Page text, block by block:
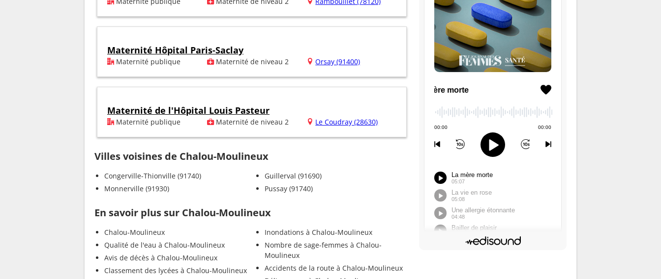
Maternité Hôpital Paris-Saclay
Maternité publique Maternité de niveau 2 Orsay (91400)
Maternité de l'Hôpital Louis Pasteur
Maternité publique Maternité de niveau 2 Le Coudray (28630)
Villes voisines de Chalou-Moulineux
Congerville-Thionville (91740)
Monnerville (91930)
Guillerval (91690)
Pussay (91740)
En savoir plus sur Chalou-Moulineux
Chalou-Moulineux
Qualité de l'eau à Chalou-Moulineux
Avis de décès à Chalou-Moulineux
Classement des lycées à Chalou-Moulineux
Inondations à Chalou-Moulineux
Nombre de sage-femmes à Chalou-
Moulineux
Accidents de la route à Chalou-Moulineux